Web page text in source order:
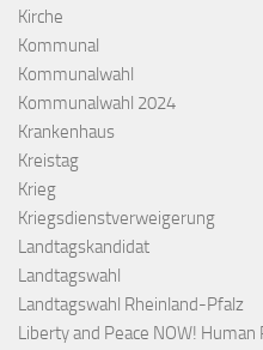
Kirche
Kommunal
Kommunalwahl
Kommunalwahl 2024
Krankenhaus
Kreistag
Krieg
Kriegsdienstverweigerung
Landtagskandidat
Landtagswahl
Landtagswahl Rheinland-Pfalz
Liberty and Peace NOW!